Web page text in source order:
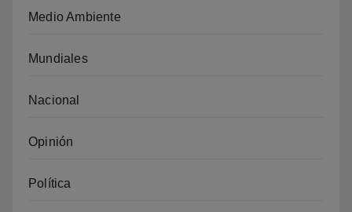
Medio Ambiente
Mundiales
Nacional
Opinión
Política